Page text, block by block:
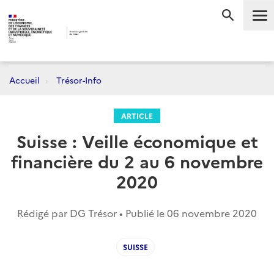
Accueil Trésor-Info
ARTICLE
Suisse : Veille économique et
financière du 2 au 6 novembre
2020
Rédigé par DG Trésor • Publié le06 novembre 2020
SUISSE